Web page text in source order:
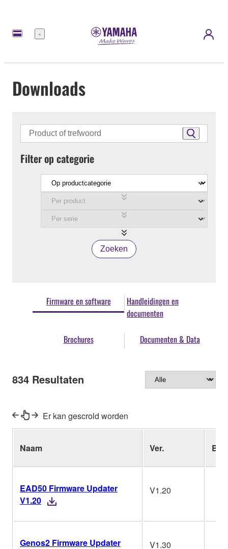
Menu
Downloads
Filter op categorie
Zoeken
Firmware en software
Handleidingen en
documenten
Brochures Documenten & Data
834 Resultaten
Er kan gescrold worden
Naam Ver.
EAD50 Firmware Updater
V1.20
V1.20
Genos2 Firmware Updater
V1.30